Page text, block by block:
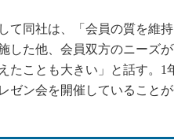
て同社は、「会員の質を維
した他、会員双方のニーズ
たことも大きい」と話す。1
ゼン会を開催していること